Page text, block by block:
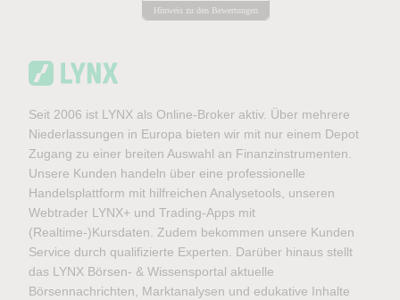
Hinweis zu den Bewertungen
Seit 2006 ist LYNX als Online-Broker aktiv. Über mehrere
Niederlassungen in Europa bieten wir mit nur einem Depot
Zugang zu einer breiten Auswahl an Finanzinstrumenten.
Unsere Kunden handeln über eine professionelle
Handelsplattform mit hilfreichen Analysetools, unseren
Webtrader LYNX+ und Trading-Apps mit
(Realtime-)Kursdaten. Zudem bekommen unsere Kunden
Service durch qualifizierte Experten. Darüber hinaus stellt
das LYNX Börsen- & Wissensportal aktuelle
Börsennachrichten, Marktanalysen und edukative Inhalte